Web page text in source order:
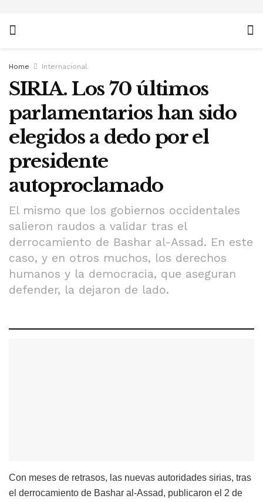
Home Internacional
SIRIA. Los 70 últimos
parlamentarios han sido
elegidos a dedo por el
presidente
autoproclamado
El mismo que los gobiernos occidentales
salieron raudos a validar tras el
derrocamiento de Bashar al-Assad. En este
caso, y en otros muchos, los derechos
humanos y la democracia, que aseguran
defender, la dejaron de lado.
Con meses de retrasos, las nuevas autoridades sirias, tras
el derrocamiento de Bashar al-Assad, publicaron el 2 de